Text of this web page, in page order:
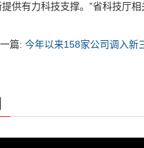
供有力科技支撑。”省科技厅相
一篇:今年以来158家公司调入新